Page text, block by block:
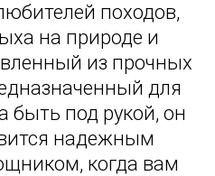
походов,
на природе и
из прочных
для
быть под рукой, он
надежным
когда вам